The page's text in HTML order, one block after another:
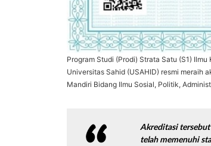
Program Studi (Prodi) Strata Satu (S1)
Universitas Sahid (USAHID) resmi meraih
Mandiri Bidang Ilmu Sosial, Politik,
Akreditasi
telah memenuhi